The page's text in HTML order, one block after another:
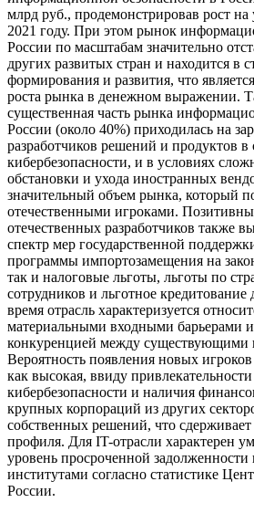
млрд руб., продемонстрировав рост на
2021 году. При этом рынок
России по масштабам значительно
других развитых стран и находится в
формирования и развития, что
роста рынка в денежном выражении.
существенная часть рынка
России (около 40%) приходилась на
разработчиков решений и продуктов в
кибербезопасности, и в условиях
обстановки и ухода иностранных
значительный объем рынка, который
отечественными игроками.
отечественных разработчиков также
спектр мер государственной
программы импортозамещения на
так и налоговые льготы, льготы по
сотрудников и льготное
время отрасль характеризуется
материальными входными барьерами
конкуренцией между существующими
Вероятность появления новых
как высокая, ввиду привлекательности
кибербезопасности и наличия
крупных корпораций из других
собственных решений, что
профиля. Для IT-отрасли характерен
уровень просроченной
институтами согласно статистике
России.